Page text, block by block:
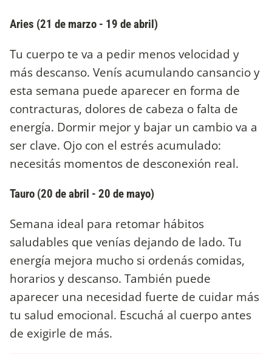
Aries (21 de marzo - 19 de abril)
Tu cuerpo te va a pedir menos velocidad y
más descanso. Venís acumulando cansancio y
esta semana puede aparecer en forma de
contracturas, dolores de cabeza o falta de
energía. Dormir mejor y bajar un cambio va a
ser clave. Ojo con el estrés acumulado:
necesitás momentos de desconexión real.
Tauro (20 de abril - 20 de mayo)
Semana ideal para retomar hábitos
saludables que venías dejando de lado. Tu
energía mejora mucho si ordenás comidas,
horarios y descanso. También puede
aparecer una necesidad fuerte de cuidar más
tu salud emocional. Escuchá al cuerpo antes
de exigirle de más.